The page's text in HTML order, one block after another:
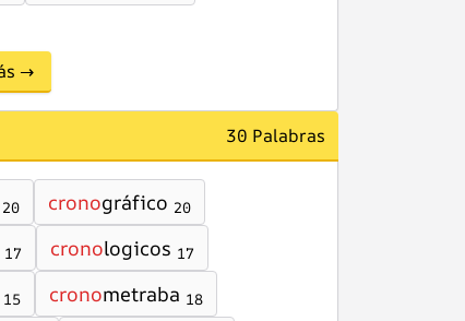
→
30 Palabras
20 cronográfico 20
17 cronologicos 17
15 cronometraba 18